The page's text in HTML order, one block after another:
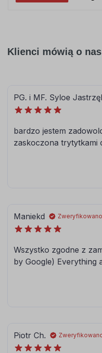
Klienci mówią o nas